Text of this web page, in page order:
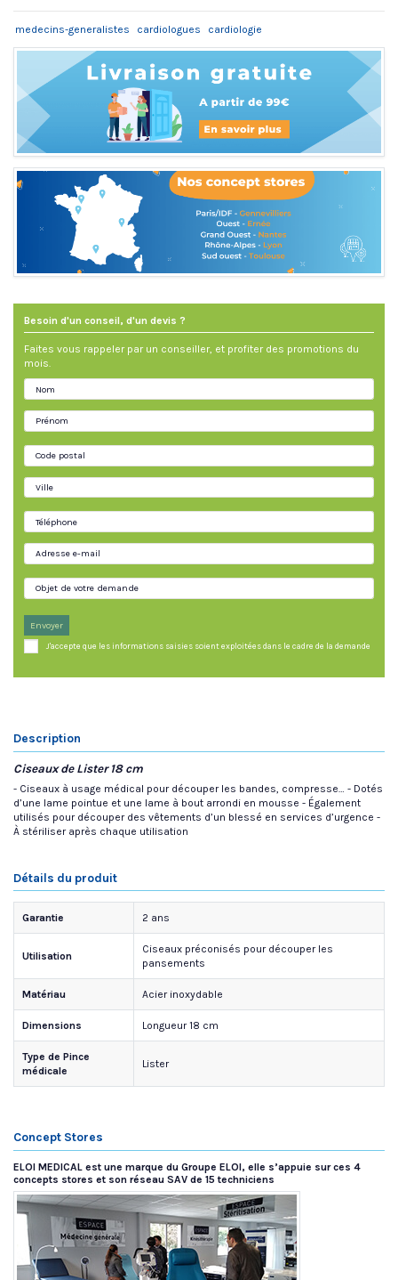
medecins-generalistes cardiologues cardiologie
Besoin d'un conseil, d'un devis ?
Faites vous rappeler par un conseiller, et profiter des promotions du
mois.
Envoyer
J'accepte que les informations saisies soient exploitées dans le cadre de la demande
Description
Ciseaux de Lister 18 cm
- Ciseaux à usage médical pour découper les bandes, compresse… - Dotés
d’une lame pointue et une lame à bout arrondi en mousse - Également
utilisés pour découper des vêtements d’un blessé en services d’urgence -
À stériliser après chaque utilisation
Détails du produit
Garantie 2 ans
Utilisation
Ciseaux préconisés pour découper les
pansements
Matériau Acier inoxydable
Dimensions Longueur 18 cm
Type de Pince
médicale
Lister
Concept Stores
ELOI MEDICAL est une marque du Groupe ELOI, elle s’appuie sur ces 4
concepts stores et son réseau SAV de 15 techniciens